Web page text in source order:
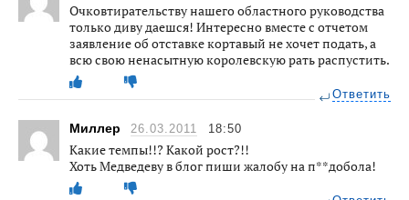
Очковтирательству нашего областного руководства
только диву даешся! Интересно вместе с отчетом
заявление об отставке кортавый не хочет подать, а
всю свою ненасытную королевскую рать распустить.
Ответить
Миллер 26.03.2011 18:50
Какие темпы!!? Какой рост?!!
Хоть Медведеву в блог пиши жалобу на п**добола!